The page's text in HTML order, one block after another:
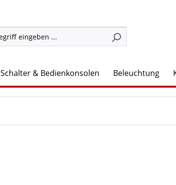
Schalter & Bedienkonsolen Beleuchtung